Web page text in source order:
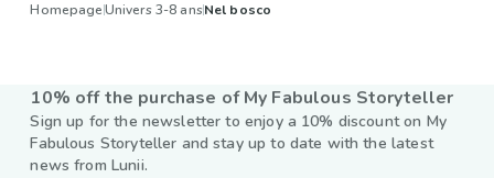
HomepageUnivers 3-8 ansNel bosco
10% off the purchase of My Fabulous Storyteller
Sign up for the newsletter to enjoy a 10% discount on My
Fabulous Storyteller and stay up to date with the latest
news from Lunii.